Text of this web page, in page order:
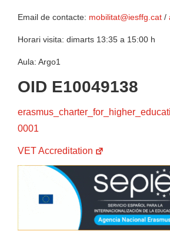
Email de contacte: mobilitat@iesffg.cat /
Horari visita: dimarts 13:35 a 15:00 h
Aula: Argo1
OID E10049138
0001
VET Accreditation